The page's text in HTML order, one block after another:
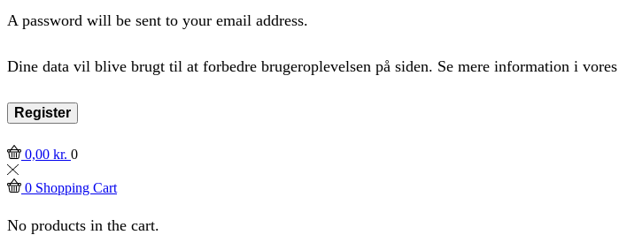
A password will be sent to your email address.
Dine data vil blive brugt til at forbedre brugeroplevelsen på siden. Se mere information i vores
Register
0,00 kr. 0
0 Shopping Cart
No products in the cart.